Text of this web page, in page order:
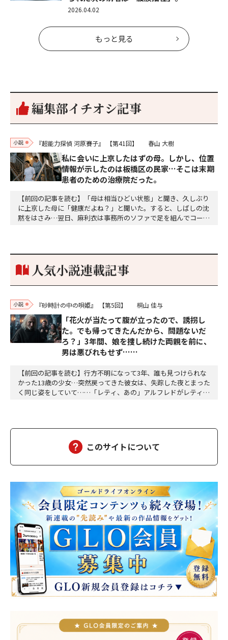
2026.04.02
もっと見る
編集部イチオシ記事
小説 『超能力探偵 河原賽子』 【第41回】 春山 大樹
私に会いに上京したはずの母。しかし、位置
情報が示したのは板橋区の民家…そこは末期
患者のための治療院だった。
【前回の記事を読む】「母は相当ひどい状態」と聞き、久しぶり
に上京した母に「健康だよね？」と聞いた。すると、しばしの沈
黙をはさみ…翌日、麻利衣は事務所のソファで足を組んでコーヒ
個のサイコロが握られていた。「やはり私はあなたの超…
人気小説連載記事
小説 『砂時計の中の唄姫』 【第5回】 桐山 佳与
「花火が当たって腹が立ったので、誘拐し
た。でも帰ってきたんだから、問題ないだ
ろ？」3年間、娘を捜し続けた両親を前に、
男は悪びれもせず……
【前回の記事を読む】行方不明になって3年、誰も見つけられな
かった13歳の少女…突然戻ってきた彼女は、失踪した夜とまった
く同じ姿をしていて……「レティ、あの」アルフレドがレティに
とを、そのようにお呼びになるのは、どうか…
このサイトについて